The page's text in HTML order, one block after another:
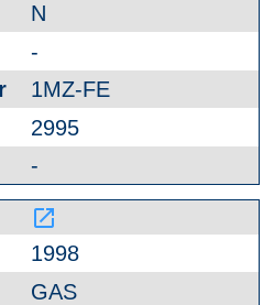
N
-
1MZ-FE
2995
-
launch
1998
GAS